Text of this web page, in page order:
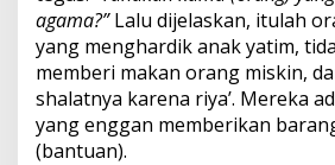
a
t
a
s
K
s
agama?”Lalu dijelaskan, itulah
yang menghardik anak yatim,
memberi makan orang miskin,
shalatnya karena riya’. Mereka
yang enggan memberikan
(bantuan).